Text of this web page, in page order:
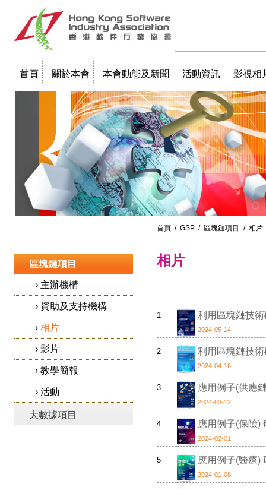
首頁 關於本會 本會動態及新聞 活動資訊 影視相
教學簡報
首頁 / GSP / 區塊鏈項目 / 相片
區塊鏈項目
› 主辦機構
› 資助及支持機構
› 相片
› 影片
› 教學簡報
› 活動
大數據項目
相片
1 利用區塊鏈技
2024-05-14
2 利用區塊鏈技
2024-04-16
3 應用例子(供應
2024-03-12
4 應用例子(保險)
2024-02-01
5 應用例子(醫療)
2024-01-08